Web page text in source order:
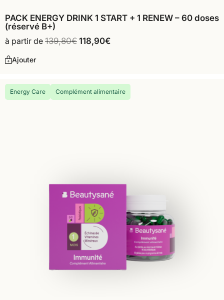
PACK ENERGY DRINK 1 START + 1 RENEW – 60 doses
(réservé B+)
à partir de 139,80€ 118,90€
Ajouter
Energy Care Complément alimentaire